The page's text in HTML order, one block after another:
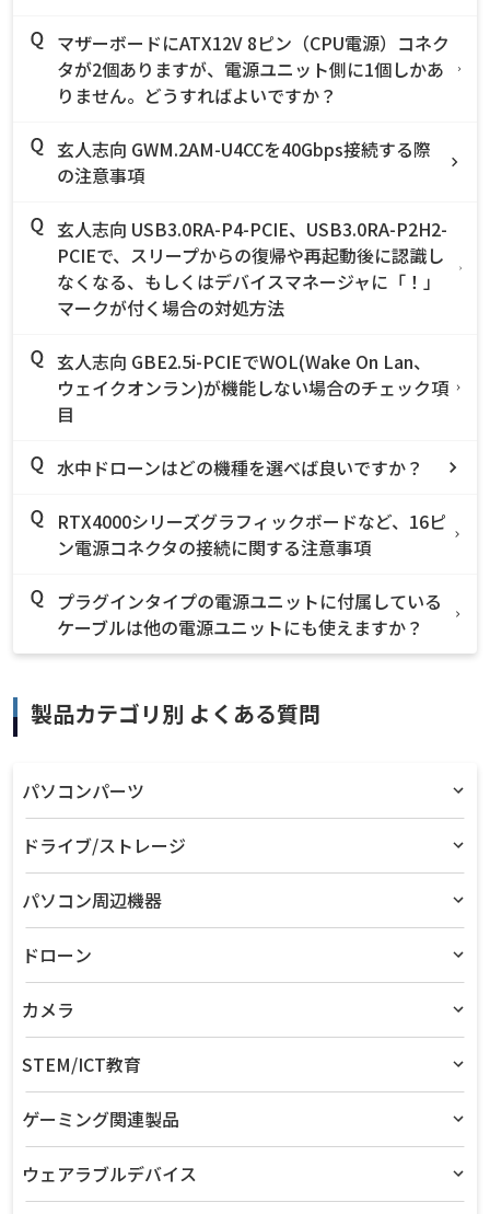
マザーボードにATX12V 8ピン（CPU電源）コネク
タが2個ありますが、電源ユニット側に1個しかあ
りません。どうすればよいですか？
玄人志向 GWM.2AM-U4CCを40Gbps接続する際
の注意事項
玄人志向 USB3.0RA-P4-PCIE、USB3.0RA-P2H2-
PCIEで、スリープからの復帰や再起動後に認識し
なくなる、もしくはデバイスマネージャに「！」
マークが付く場合の対処方法
玄人志向 GBE2.5i-PCIEでWOL(Wake On Lan、
ウェイクオンラン)が機能しない場合のチェック項
目
水中ドローンはどの機種を選べば良いですか？
RTX4000シリーズグラフィックボードなど、16ピ
ン電源コネクタの接続に関する注意事項
プラグインタイプの電源ユニットに付属している
ケーブルは他の電源ユニットにも使えますか？
製品カテゴリ別 よくある質問
パソコンパーツ
ドライブ/ストレージ
パソコン周辺機器
ドローン
カメラ
STEM/ICT教育
ゲーミング関連製品
ウェアラブルデバイス